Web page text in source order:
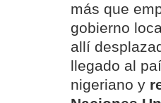
más que
gobierno
allí
llegado al
nigeriano y